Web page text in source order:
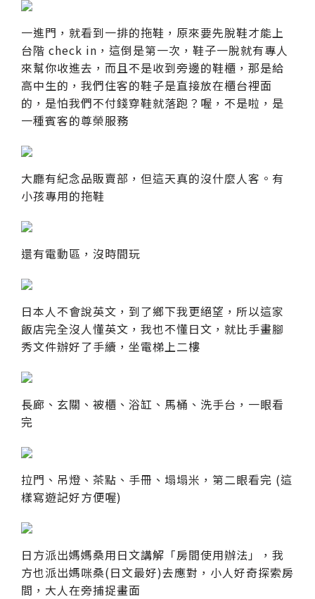
一進門，就看到一排的拖鞋，原來要先脫鞋才能上
台階 check in，這倒是第一次，鞋子一脫就有專人
來幫你收進去，而且不是收到旁邊的鞋櫃，那是給
高中生的，我們住客的鞋子是直接放在櫃台裡面
的，是怕我們不付錢穿鞋就落跑？喔，不是啦，是
一種賓客的尊榮服務
大廳有紀念品販賣部，但這天真的沒什麼人客。有
小孩專用的拖鞋
還有電動區，沒時間玩
日本人不會說英文，到了鄉下我更絕望，所以這家
飯店完全沒人懂英文，我也不懂日文，就比手畫腳
秀文件辦好了手續，坐電梯上二樓
長廊、玄關、被櫃、浴缸、馬桶、洗手台，一眼看
完
拉門、吊燈、茶點、手冊、塌塌米，第二眼看完 (這
樣寫遊記好方便喔)
日方派出媽媽桑用日文講解「房間使用辦法」，我
方也派出媽咪桑(日文最好)去應對，小人好奇探索房
間，大人在旁捕捉畫面